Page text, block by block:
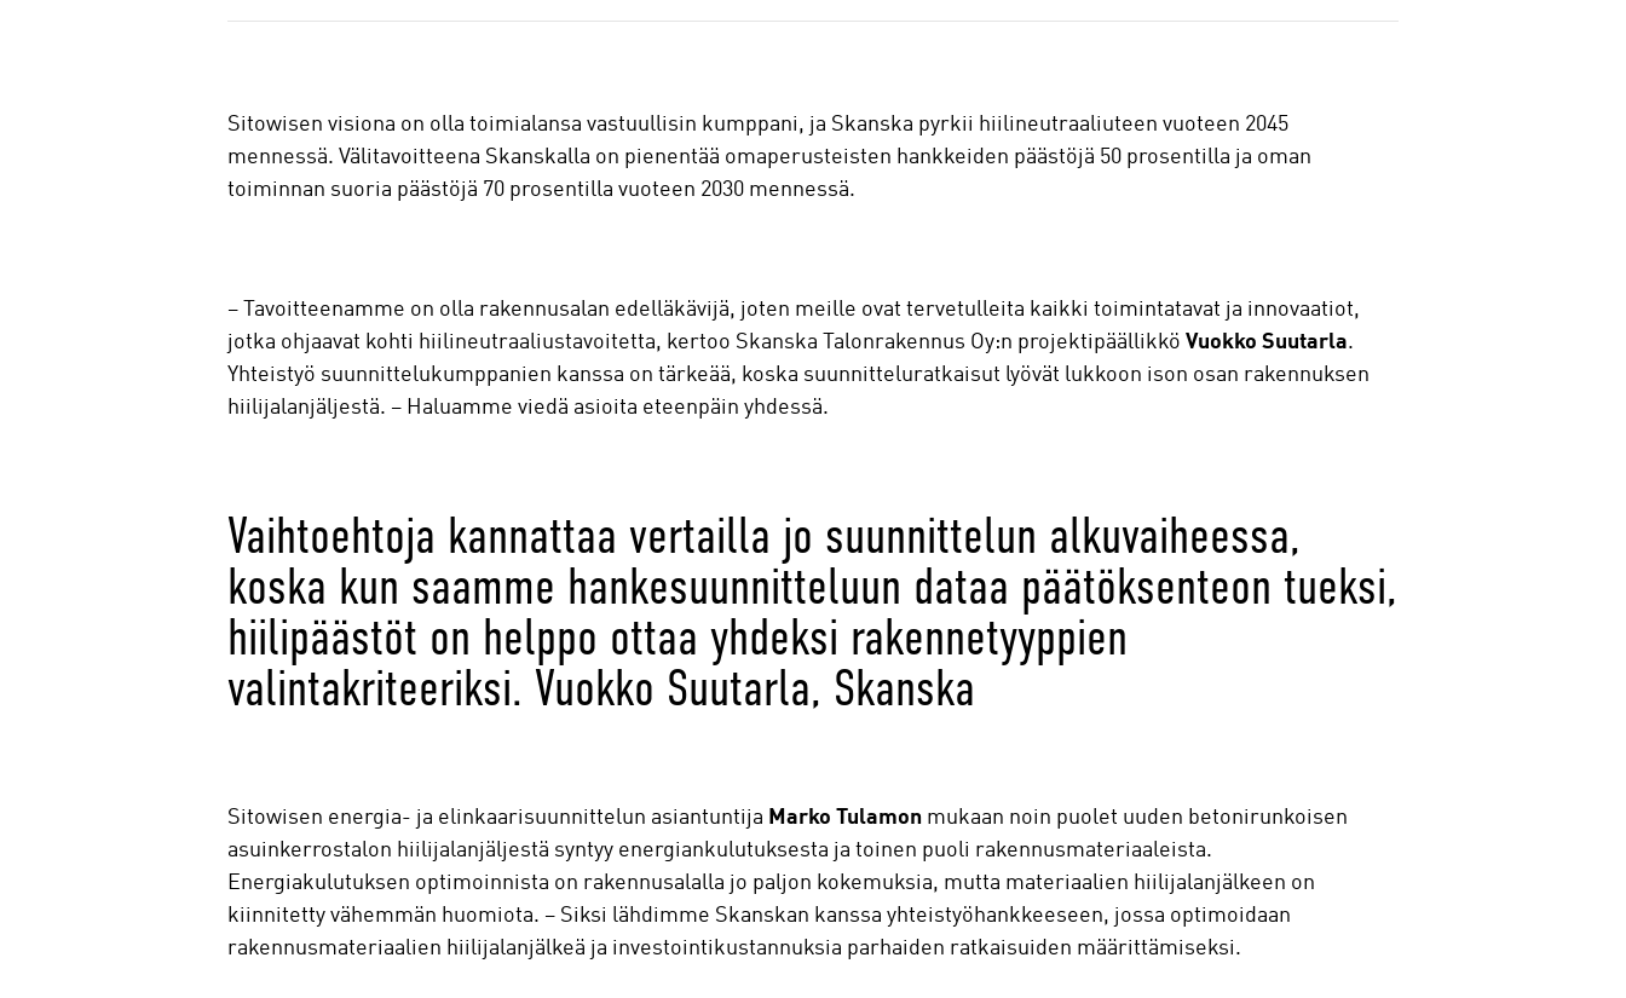
a
Sitowisen visiona on olla toimialansa vastuullisin kumppani, ja Skanska pyrkii hiilineutraaliuteen vuoteen 2045
mennessä. Välitavoitteena Skanskalla on pienentää omaperusteisten hankkeiden päästöjä 50 prosentilla ja oman
toiminnan suoria päästöjä 70 prosentilla vuoteen 2030 mennessä.
– Tavoitteenamme on olla rakennusalan edelläkävijä, joten meille ovat tervetulleita kaikki toimintatavat ja innovaatiot,
jotka ohjaavat kohti hiilineutraaliustavoitetta, kertoo Skanska Talonrakennus Oy:n projektipäällikkö Vuokko Suutarla.
Yhteistyö suunnittelukumppanien kanssa on tärkeää, koska suunnitteluratkaisut lyövät lukkoon ison osan rakennuksen
hiilijalanjäljestä. – Haluamme viedä asioita eteenpäin yhdessä.
Vaihtoehtoja kannattaa vertailla jo suunnittelun alkuvaiheessa,
koska kun saamme hankesuunnitteluun dataa päätöksenteon tueksi,
hiilipäästöt on helppo ottaa yhdeksi rakennetyyppien
valintakriteeriksi. Vuokko Suutarla, Skanska
Sitowisen energia- ja elinkaarisuunnittelun asiantuntija Marko Tulamon mukaan noin puolet uuden betonirunkoisen
asuinkerrostalon hiilijalanjäljestä syntyy energiankulutuksesta ja toinen puoli rakennusmateriaaleista.
Energiakulutuksen optimoinnista on rakennusalalla jo paljon kokemuksia, mutta materiaalien hiilijalanjälkeen on
kiinnitetty vähemmän huomiota. – Siksi lähdimme Skanskan kanssa yhteistyöhankkeeseen, jossa optimoidaan
rakennusmateriaalien hiilijalanjälkeä ja investointikustannuksia parhaiden ratkaisuiden määrittämiseksi.